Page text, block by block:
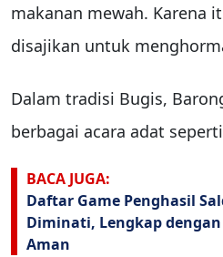
makanan mewah. Karena
disajikan untuk
Dalam tradisi Bugis,
berbagai acara adat
BACA JUGA:
Daftar Game Penghasil
Diminati, Lengkap
Aman